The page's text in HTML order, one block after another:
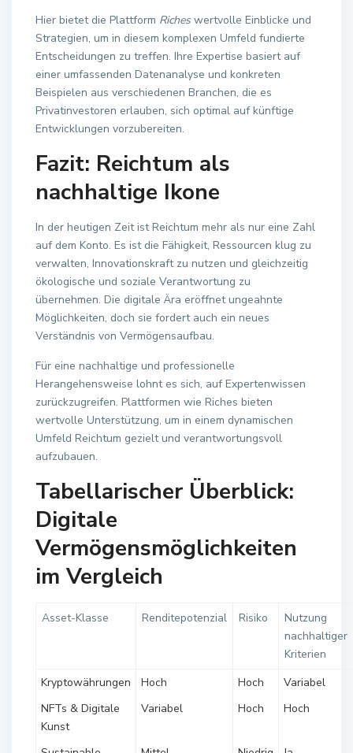
Hier bietet die Plattform Riches wertvolle Einblicke und
Strategien, um in diesem komplexen Umfeld fundierte
Entscheidungen zu treffen. Ihre Expertise basiert auf
einer umfassenden Datenanalyse und konkreten
Beispielen aus verschiedenen Branchen, die es
Privatinvestoren erlauben, sich optimal auf künftige
Entwicklungen vorzubereiten.
Fazit: Reichtum als
nachhaltige Ikone
In der heutigen Zeit ist Reichtum mehr als nur eine Zahl
auf dem Konto. Es ist die Fähigkeit, Ressourcen klug zu
verwalten, Innovationskraft zu nutzen und gleichzeitig
ökologische und soziale Verantwortung zu
übernehmen. Die digitale Ära eröffnet ungeahnte
Möglichkeiten, doch sie fordert auch ein neues
Verständnis von Vermögensaufbau.
Für eine nachhaltige und professionelle
Herangehensweise lohnt es sich, auf Expertenwissen
zurückzugreifen. Plattformen wie Riches bieten
wertvolle Unterstützung, um in einem dynamischen
Umfeld Reichtum gezielt und verantwortungsvoll
aufzubauen.
Tabellarischer Überblick:
Digitale
Vermögensmöglichkeiten
im Vergleich
Asset-Klasse Renditepotenzial Risiko
Nutzung
nachhaltiger
Kriterien
Kryptowährungen
Hoch Hoch
Variabel
NFTs & Digitale
Kunst
Variabel Hoch Hoch